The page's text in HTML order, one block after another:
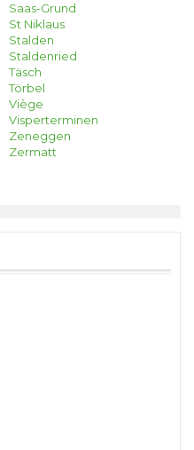
Saas-Grund
St Niklaus
Stalden
Staldenried
Täsch
Törbel
Viège
Visperterminen
Zeneggen
Zermatt